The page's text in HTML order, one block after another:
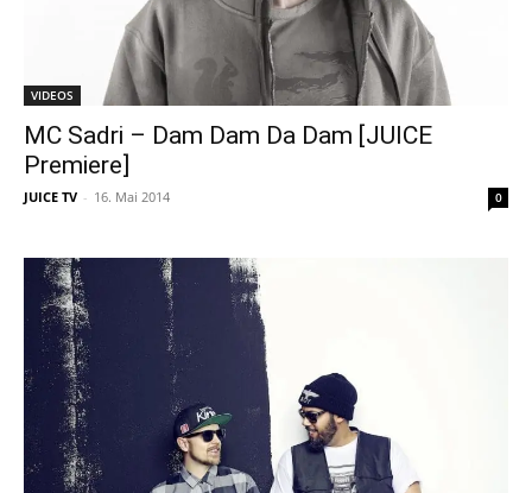
VIDEOS
MC Sadri – Dam Dam Da Dam [JUICE
Premiere]
JUICE TV - 16. Mai 2014 0